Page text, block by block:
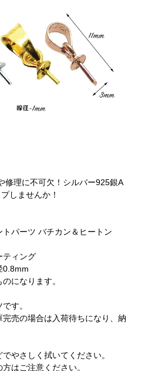
修理に不可欠！シルバー925銀A
しませんか！
パーツ バチカン＆ヒートン
ティング
0.8mm
になります。
す。
売の場合は入荷待ちになり、納
やさしく拭いてください。
はご注意ください。